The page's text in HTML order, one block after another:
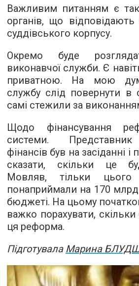
Важливим питанням є
органів, що
суддівського корпусу.
Окремо буде
виконавчої служби. Є
приватною. На мою
службу слід повернути в
самі стежили за
Щодо фінансування
системи. Представник
фінансів був на засіданні і
сказати, скільки це
Мовляв, тільки цього
понаприймали на 170
бюджеті. На цьому
важко порахувати,
ця реформа.
Підготувала Марина